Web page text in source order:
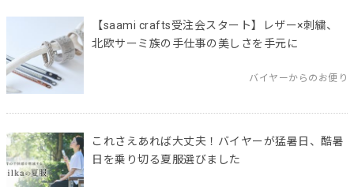
【saami crafts受注会スタート】レザー×刺繍、
北欧サーミ族の手仕事の美しさを手元に
バイヤーからのお便り
これさえあれば大丈夫！バイヤーが猛暑日、酷暑
日を乗り切る夏服選びました